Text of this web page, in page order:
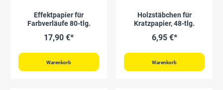
Effektpapier für
Farbverläufe 80-tlg.
17,90 €*
Warenkorb
Holzstäbchen für
Kratzpapier, 48-tlg.
6,95 €*
Warenkorb